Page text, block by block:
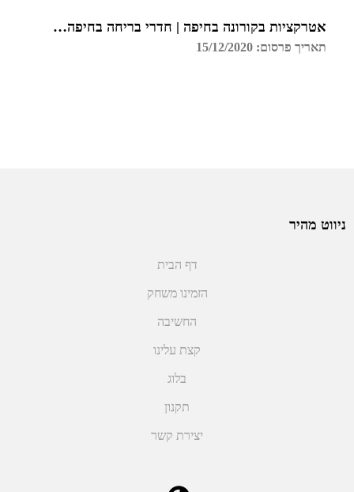
אטרקציות בקורונה בחיפה | חדרי בריחה בחיפה | גלדיאטור
תאריך פרסום: 15/12/2020
ניווט מהיר
דף הבית
הזמינו משחק
החשיבה
קצת עלינו
בלוג
תקנון
יצירת קשר